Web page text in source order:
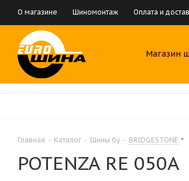
О магазине Шиномонтаж Оплата и
Магазин
Главная - Каталог - Шины бу - BRIDGESTONE
POTENZA RE 050A